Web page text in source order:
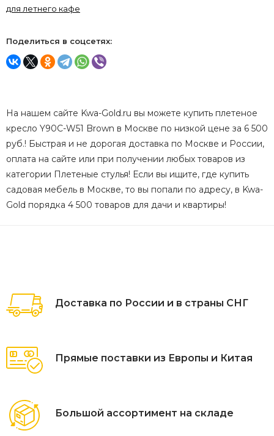
для летнего кафе
Поделиться в соцсетях:
На нашем сайте Kwa-Gold.ru вы можете купить плетеное
кресло Y90C-W51 Brown в Москве по низкой цене за 6 500
руб.! Быстрая и не дорогая доставка по Москве и России,
оплата на сайте или при получении любых товаров из
категории Плетеные стулья! Если вы ищите, где купить
садовая мебель в Москве, то вы попали по адресу, в Kwa-
Gold порядка 4 500 товаров для дачи и квартиры!
Доставка по России и в страны СНГ
Прямые поставки из Европы и Китая
Большой ассортимент на складе